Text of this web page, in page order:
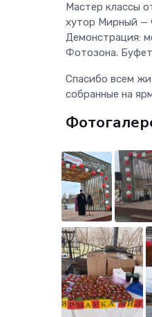
Мастер классы
хутор Мирный —
Демонстрация:
Фотозона.
Спасибо всем
собранные на